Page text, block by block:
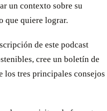
un contexto sobre su
que quiere lograr.
de este podcast
cree un boletín de
los tres principales consejos